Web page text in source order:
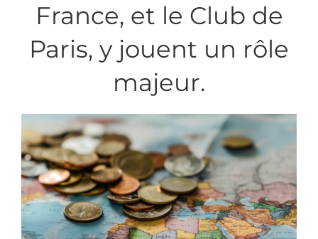
France, et le Club de
Paris, y jouent un rôle
majeur.